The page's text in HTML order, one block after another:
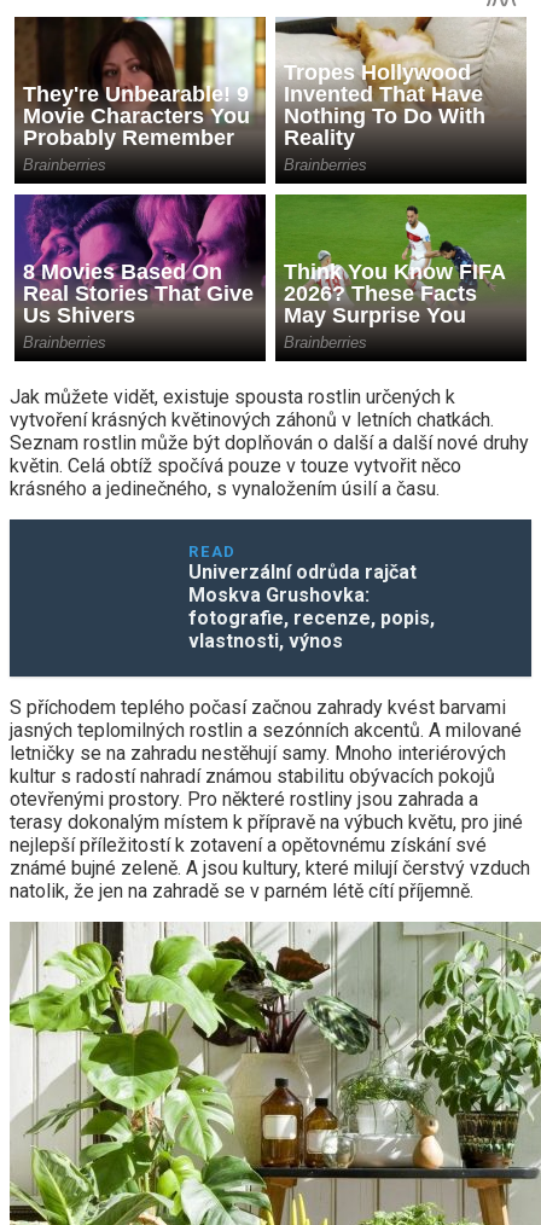
Jak můžete vidět, existuje spousta rostlin určených k
vytvoření krásných květinových záhonů v letních chatkách.
Seznam rostlin může být doplňován o další a další nové druhy
květin. Celá obtíž spočívá pouze v touze vytvořit něco
krásného a jedinečného, ​​s vynaložením úsilí a času.
READ
Univerzální odrůda rajčat
Moskva Grushovka:
fotografie, recenze, popis,
vlastnosti, výnos
S příchodem teplého počasí začnou zahrady kvést barvami
jasných teplomilných rostlin a sezónních akcentů. A milované
letničky se na zahradu nestěhují samy. Mnoho interiérových
kultur s radostí nahradí známou stabilitu obývacích pokojů
otevřenými prostory. Pro některé rostliny jsou zahrada a
terasy dokonalým místem k přípravě na výbuch květu, pro jiné
nejlepší příležitostí k zotavení a opětovnému získání své
známé bujné zeleně. A jsou kultury, které milují čerstvý vzduch
natolik, že jen na zahradě se v parném létě cítí příjemně.